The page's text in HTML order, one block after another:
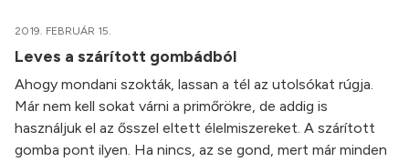
2019. FEBRUÁR 15.
Leves a szárított gombádból
Ahogy mondani szokták, lassan a tél az utolsókat rúgja.
Már nem kell sokat várni a primőrökre, de addig is
használjuk el az ősszel eltett élelmiszereket. A szárított
gomba pont ilyen. Ha nincs, az se gond, mert már minden